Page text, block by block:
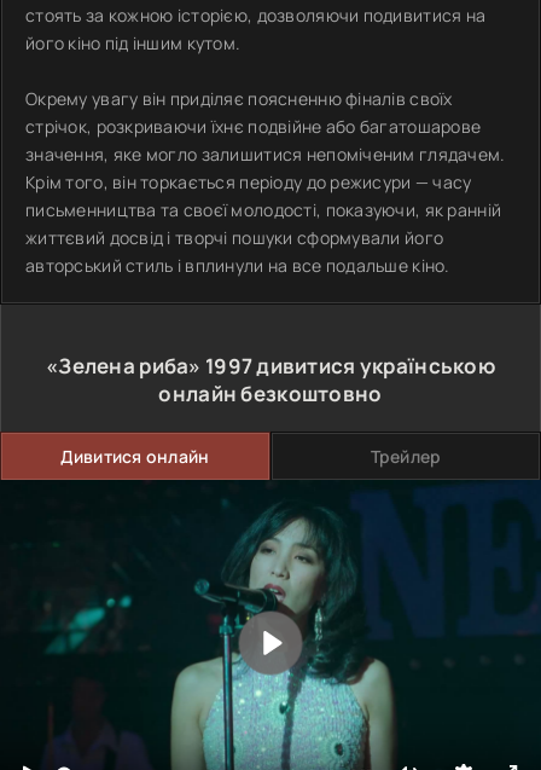
стоять за кожною історією, дозволяючи подивитися на
його кіно під іншим кутом.
Окрему увагу він приділяє поясненню фіналів своїх
стрічок, розкриваючи їхнє подвійне або багатошарове
значення, яке могло залишитися непоміченим глядачем.
Крім того, він торкається періоду до режисури — часу
письменництва та своєї молодості, показуючи, як ранній
життєвий досвід і творчі пошуки сформували його
авторський стиль і вплинули на все подальше кіно.
«Зелена риба» 1997дивитися українською
онлайн безкоштовно
Дивитися онлайн Трейлер